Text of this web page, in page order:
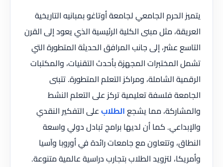
يتميز الحرم الجامعي لجامعة أوتاغو بمبانيه التاريخية
العريقة، مثل مبنى الكلية الرئيسية الذي يعود إلى القرن
التاسع عشر، إلى جانب المرافق الحديثة المتطورة التي
تشمل المختبرات المجهزة بأحدث التقنيات، والمكتبات
الرقمية الشاملة، ومراكز التعلم المتطورة. تتبنى
الجامعة فلسفة تعليمية تركز على التعلم النشط
والمشاركة، مما يشجعالطلابعلى التفكير النقدي
والإبداعي. كما أن لديها برامج تبادل دولي واسعة
النطاق، وتتعاون مع جامعات رائدة في أوروبا وآسيا
وأمريكا، لتزويد الطلاب بتجارب دراسية عالمية متنوعة.